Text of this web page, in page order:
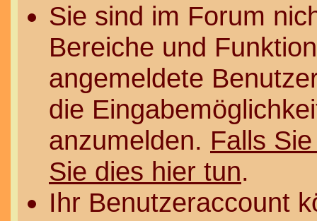
Sie sind im Forum
Bereiche und
angemeldete
die
anzumelden. Falls
Sie dies hier tun.
Ihr Benutzeraccount